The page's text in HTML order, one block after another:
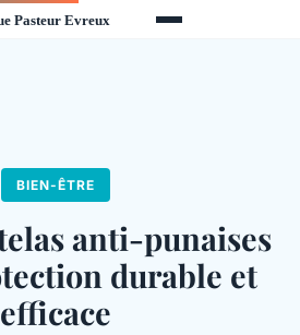
BIEN-ÊTRE
anti-punaises
durable et
efficace